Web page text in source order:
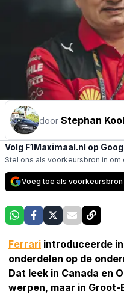
door Stephan
Volg F1Maximaal.nl op
Stel ons als voorkeursbron in
Voeg toe als
Ferrari introduceerde
onderdelen op de
Dat leek in Canada en
werpen, maar in